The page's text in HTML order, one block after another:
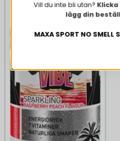
Vill du inte bli utan? Klicka
lägg din
MAXA SPORT NO SMELL